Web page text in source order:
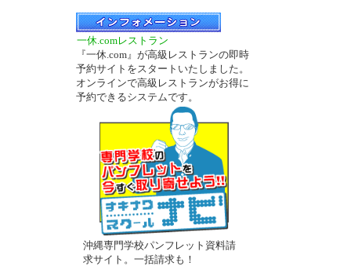
一休.comレストラン
『一休.com』が高級レストランの即時
予約サイトをスタートいたしました。
オンラインで高級レストランがお得に
予約できるシステムです。
沖縄専門学校パンフレット資料請
求サイト。一括請求も！